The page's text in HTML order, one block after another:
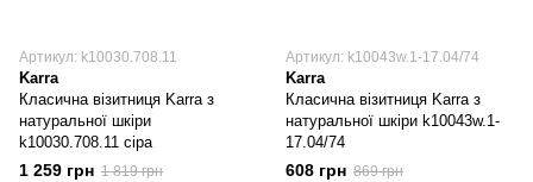
Артикул: k10030.708.11
Karra
Класична візитниця Karra з
натуральної шкіри
k10030.708.11 сіра
1 259 грн 1 819 грн
Артикул: k10043w.1-17.04/74
Karra
Класична візитниця Karra з
натуральної шкіри k10043w.1-
17.04/74
608 грн 869 грн